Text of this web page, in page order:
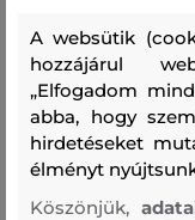
Szezon: FW24
0278MRUF0469-
felső anyag
A websütik
hozzájárul
„Elfogadom
abba, hogy
hirdetéseket
élményt
Köszönjük,